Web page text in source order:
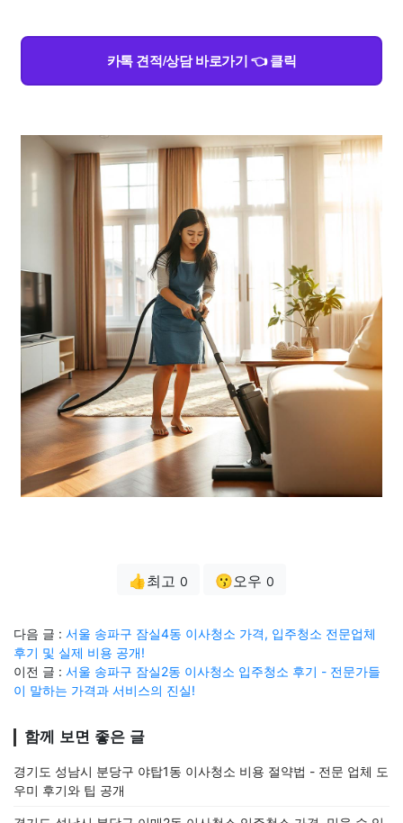
카톡 견적/상담 바로가기 👈 클릭
👍최고 0 😗오우 0
다음 글 : 서울 송파구 잠실4동 이사청소 가격, 입주청소 전문업체
후기 및 실제 비용 공개!
이전 글 : 서울 송파구 잠실2동 이사청소 입주청소 후기 - 전문가들
이 말하는 가격과 서비스의 진실!
함께 보면 좋은 글
경기도 성남시 분당구 야탑1동 이사청소 비용 절약법 - 전문 업체 도
우미 후기와 팁 공개